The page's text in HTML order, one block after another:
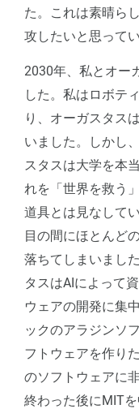
た。これは素晴ら
攻したいと思ってい
2030年、私とオー
した。私はロボテ
り、オーガスタス
いました。しかし
スタスは大学を本
れを「世界を救う
道具とは見なして
目の間にほとんど
落ちてしまいまし
タスはAIによって
ウェアの開発に集
ックのアラジンソ
フトウェアを作り
のソフトウェアに
終わった後にMIT